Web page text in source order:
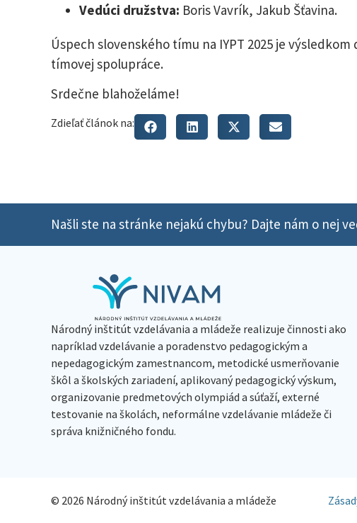
Vedúci družstva: Boris Vavrík, Jakub Šťavina.
Úspech slovenského tímu na IYPT 2025 je
tímovej spolupráce.
Srdečne blahoželáme!
Zdieľať článok na:
Našli ste na stránke nejakú chybu? Dajte nám o nej
Národný inštitút vzdelávania a mládeže realizuje činnosti ako
napríklad vzdelávanie a poradenstvo pedagogickým a
nepedagogickým zamestnancom, metodické usmerňovanie
škôl a školských zariadení, aplikovaný pedagogický výskum,
organizovanie predmetových olympiád a súťaží, externé
testovanie na školách, neformálne vzdelávanie mládeže či
správa knižničného fondu.
© 2026 Národný inštitút vzdelávania a mládeže